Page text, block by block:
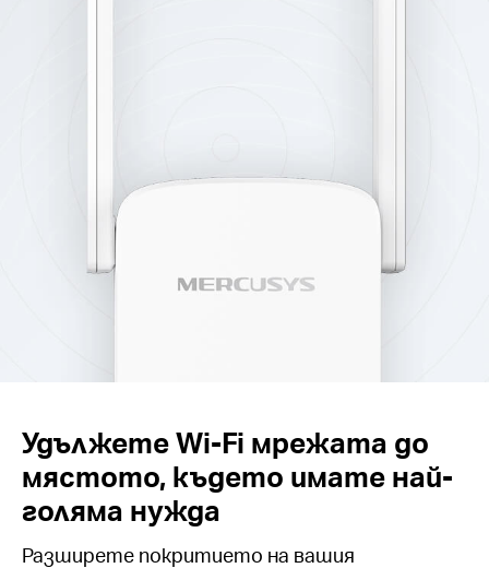
Удължете Wi-Fi мрежата до
мястото, където имате най-
голяма нужда
Разширете покритието на вашия